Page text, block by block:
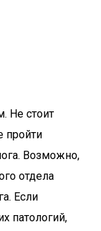
Не стоит
пройти
Возможно,
отдела
Если
патологий,